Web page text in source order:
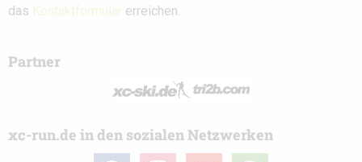
das Kontaktformular erreichen.
Partner
xc-run.de in den sozialen Netzwerken